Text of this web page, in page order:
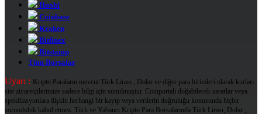
Huobi
Coinbase
Kraken
Bitfinex
Bitstamp
Tüm Borsalar
Uyarı : Kripto Paraların mevcut Türk Lirası , Dolar ve diğer para birimleri olarak kurları
site ziyaretçilerimize sadece bilgi için sunulmuştur. Coinportali doğabilecek zararlar veya
spekülasyonlara ilişkin herhangi bir kayıp veya verilerin doğruluğu konusunda hiçbir
sorumluluk kabul etmez. Türk ve Yabancı Kripto Para Borsalarında Türk Lirası, Dolar ,